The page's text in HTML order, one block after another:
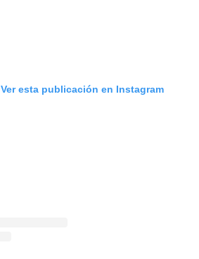
Ver esta publicación en Instagram